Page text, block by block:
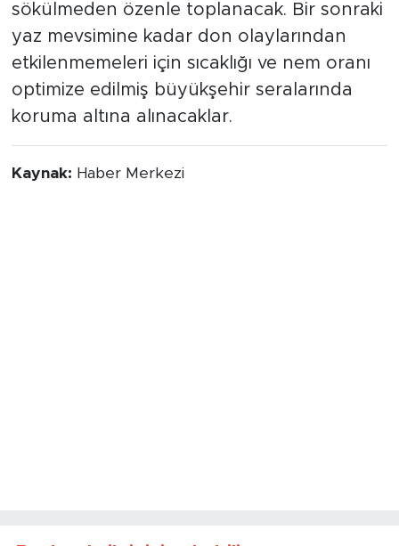
sökülmeden özenle toplanacak. Bir sonraki
yaz mevsimine kadar don olaylarından
etkilenmemeleri için sıcaklığı ve nem oranı
optimize edilmiş büyükşehir seralarında
koruma altına alınacaklar.
Kaynak: Haber Merkezi